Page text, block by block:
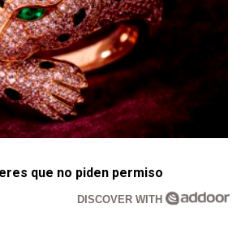
que no piden permiso
DISCOVER WITH